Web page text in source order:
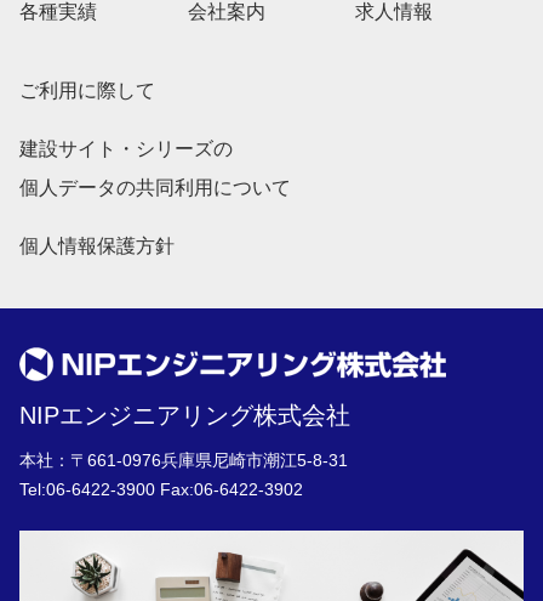
各種実績 会社案内 求人情報
ご利用に際して
建設サイト・シリーズの
個人データの共同利用について
個人情報保護方針
NIPエンジニアリング株式会社
本社：〒661-0976兵庫県尼崎市潮江5-8-31
Tel:06-6422-3900 Fax:06-6422-3902